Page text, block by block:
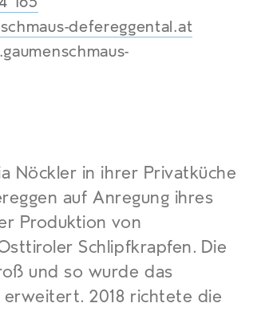
defereggental.at
Nöckler in ihrer Privatküche
auf Anregung ihres
Produktion von
Schlipfkrapfen. Die
und so wurde das
2018 richtete die